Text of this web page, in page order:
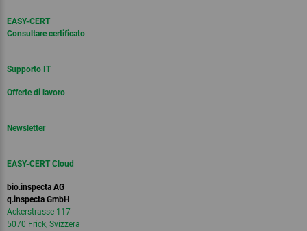
EASY-CERT
Consultare certificato
Supporto IT
Offerte di lavoro
Newsletter
EASY-CERT Cloud
bio.inspecta AG
q.inspecta GmbH
Ackerstrasse 117
5070 Frick, Svizzera